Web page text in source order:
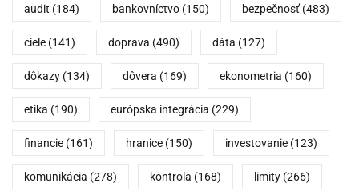
audit (184) bankovníctvo (150) bezpečnosť (483)
ciele (141) doprava (490) dáta (127)
dôkazy (134) dôvera (169) ekonometria (160)
etika (190) európska integrácia (229)
financie (161) hranice (150) investovanie (123)
komunikácia (278) kontrola (168) limity (266)